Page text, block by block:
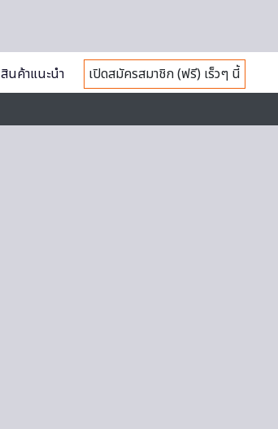
สินค้าแนะนำ
เปิดสมัครสมาชิก (ฟรี) เร็วๆ นี้